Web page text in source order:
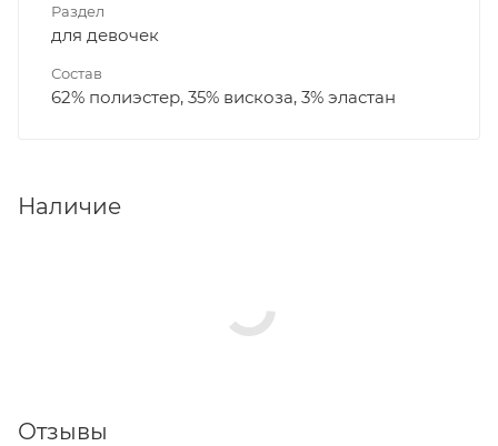
Раздел
для девочек
Состав
62% полиэстер, 35% вискоза, 3% эластан
Наличие
Отзывы